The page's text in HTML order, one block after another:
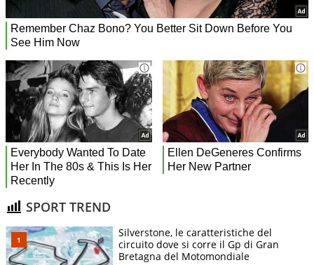
SPORT TREND
Silverstone, le caratteristiche del
circuito dove si corre il Gp di Gran
Bretagna del Motomondiale